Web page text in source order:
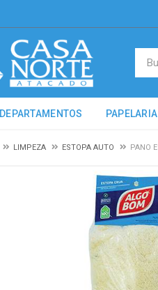
DEPARTAMENTOS PAPELARIA
LIMPEZA ESTOPA AUTO PANO